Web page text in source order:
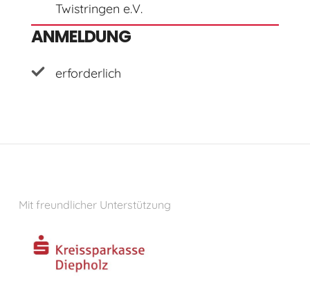
Twistringen e.V.
ANMELDUNG
erforderlich
Mit freundlicher Unterstützung